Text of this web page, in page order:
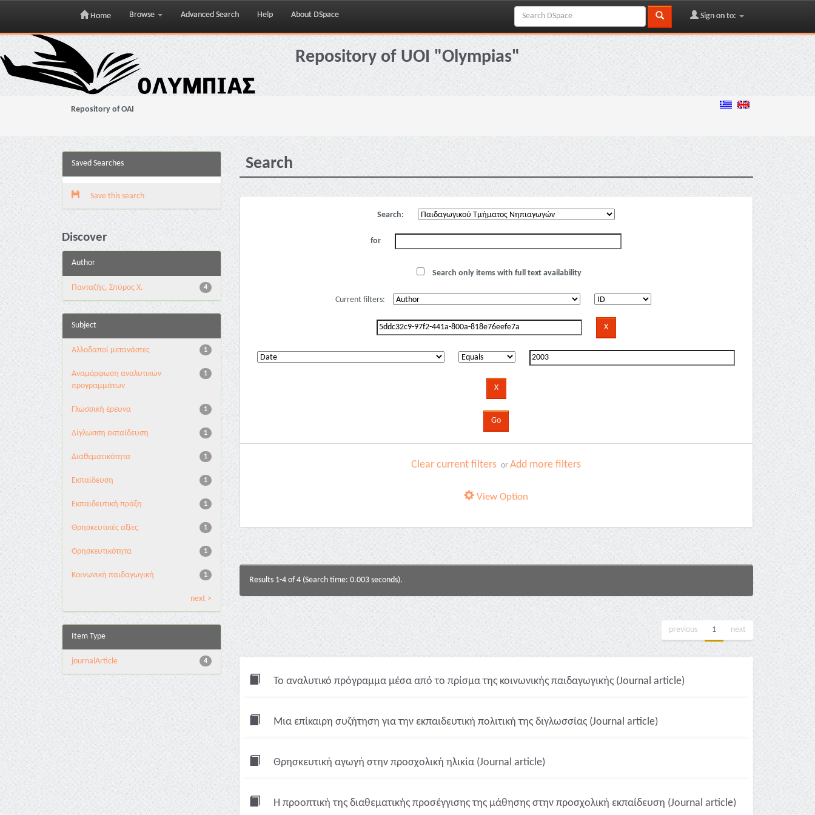
Skip
navigation
Home Browse Advanced Search Help About DSpace Sign on to:
Repository of UOI "Olympias"
Repository of OAI
Saved Searches
Save this search
Discover
Author
4
Πανταζής, Σπύρος Χ.
Subject
1
Αλλοδαποί μετανάστες
1
Αναμόρφωση αναλυτικών
προγραμμάτων
1
Γλωσσική έρευνα
1
Δίγλωσση εκπαίδευση
1
Διαθεματικότητα
1
Εκπαίδευση
1
Εκπαιδευτική πράξη
1
Θρησκευτικές αξίες
1
Θρησκευτικότητα
1
Κοινωνική παιδαγωγική
next >
Item Type
4
journalArticle
Search
Search:
for
Search only items with full text availability
Current filters:
Clear current filters orAdd more filters
View Option
Results 1-4 of 4 (Search time: 0.003 seconds).
previous 1 next
Το αναλυτικό πρόγραμμα μέσα από το πρίσμα της κοινωνικής παιδαγωγικής (Journal article)
Μια επίκαιρη συζήτηση για την εκπαιδευτική πολιτική της διγλωσσίας (Journal article)
Θρησκευτική αγωγή στην προσχολική ηλικία (Journal article)
Η προοπτική της διαθεματικής προσέγγισης της μάθησης στην προσχολική εκπαίδευση (Journal article)